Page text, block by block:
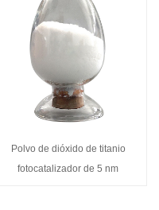
Polvo de dióxido de titanio
fotocatalizador de 5 nm